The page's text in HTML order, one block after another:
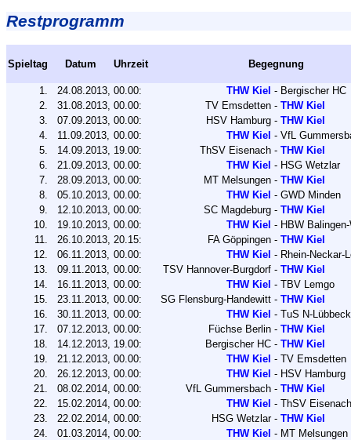
Restprogramm
Spieltag Datum Uhrzeit Begegnung
1. 24.08.2013, 00.00: THW Kiel - Bergischer HC
2.
31.08.2013, 00.00: TV Emsdetten - THW Kiel
3.
07.09.2013, 00.00: HSV Hamburg - THW Kiel
4.
11.09.2013, 00.00: THW Kiel - VfL
5.
14.09.2013, 19.00: ThSV Eisenach - THW Kiel
6.
21.09.2013, 00.00: THW Kiel - HSG Wetzlar
7.
28.09.2013, 00.00: MT Melsungen - THW Kiel
8.
05.10.2013, 00.00: THW Kiel - GWD Minden
9.
12.10.2013, 00.00: SC Magdeburg - THW Kiel
10.
19.10.2013, 00.00: THW Kiel - HBW
11.
26.10.2013, 20.15: FA Göppingen - THW Kiel
12.
06.11.2013, 00.00: THW Kiel - Rhein-Neckar-
13.
09.11.2013, 00.00: TSV Hannover-Burgdorf - THW Kiel
14.
16.11.2013, 00.00: THW Kiel - TBV Lemgo
15.
23.11.2013, 00.00: SG Flensburg-Handewitt - THW Kiel
16.
30.11.2013, 00.00: THW Kiel - TuS N-
17.
07.12.2013, 00.00: Füchse Berlin - THW Kiel
18.
14.12.2013, 19.00: Bergischer HC - THW Kiel
19.
21.12.2013, 00.00: THW Kiel - TV Emsdetten
20.
26.12.2013, 00.00: THW Kiel - HSV Hamburg
21.
08.02.2014, 00.00: VfL Gummersbach - THW Kiel
22.
15.02.2014, 00.00: THW Kiel - ThSV Eisenach
23.
22.02.2014, 00.00: HSG Wetzlar - THW Kiel
24.
01.03.2014, 00.00: THW Kiel - MT Melsungen